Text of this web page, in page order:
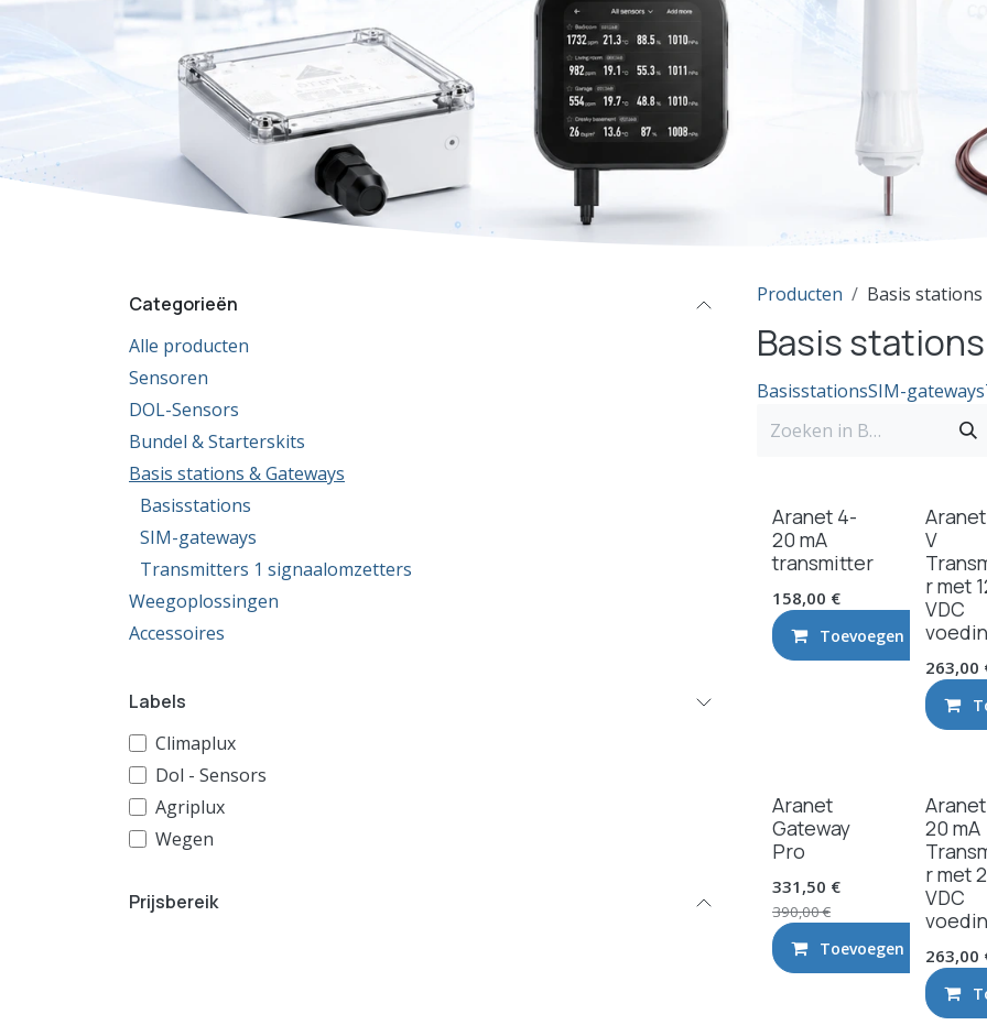
Categorieën
Alle producten
Sensoren
DOL-Sensors
Bundel & Starterskits
Basis stations & Gateways
Basisstations
SIM-gateways
Transmitters 1 signaalomzetters
Weegoplossingen
Accessoires
Labels
Climaplux
Dol - Sensors
Agriplux
Wegen
Prijsbereik
Producten Basis stations
Basis
BasisstationsSIM-gateways
Aranet 4-
20 mA
transmitter
158,00 €
Toevoegen aan
V
r met
VDC
263,00
Nieuw!
Aranet
Gateway
Pro
331,50 €
390,00€
Toevoegen aan
20 mA
r met
VDC
263,00